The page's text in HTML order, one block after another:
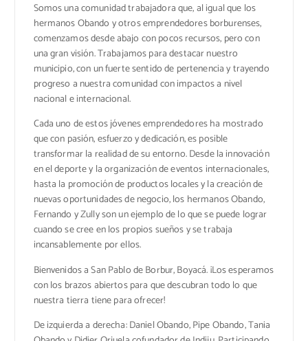
Somos una comunidad trabajadora que, al igual que los
hermanos Obando y otros emprendedores borburenses,
comenzamos desde abajo con pocos recursos, pero con
una gran visión. Trabajamos para destacar nuestro
municipio, con un fuerte sentido de pertenencia y trayendo
progreso a nuestra comunidad con impactos a nivel
nacional e internacional.
Cada uno de estos jóvenes emprendedores ha mostrado
que con pasión, esfuerzo y dedicación, es posible
transformar la realidad de su entorno. Desde la innovación
en el deporte y la organización de eventos internacionales,
hasta la promoción de productos locales y la creación de
nuevas oportunidades de negocio, los hermanos Obando,
Fernando y Zully son un ejemplo de lo que se puede lograr
cuando se cree en los propios sueños y se trabaja
incansablemente por ellos.
Bienvenidos a San Pablo de Borbur, Boyacá. ¡Los esperamos
con los brazos abiertos para que descubran todo lo que
nuestra tierra tiene para ofrecer!
De izquierda a derecha: Daniel Obando, Pipe Obando, Tania